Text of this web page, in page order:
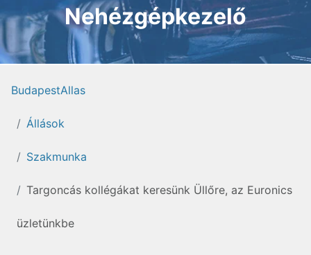
Nehézgépkezelő
BudapestAllas
Állások
Szakmunka
Targoncás kollégákat keresünk Üllőre, az Euronics
üzletünkbe